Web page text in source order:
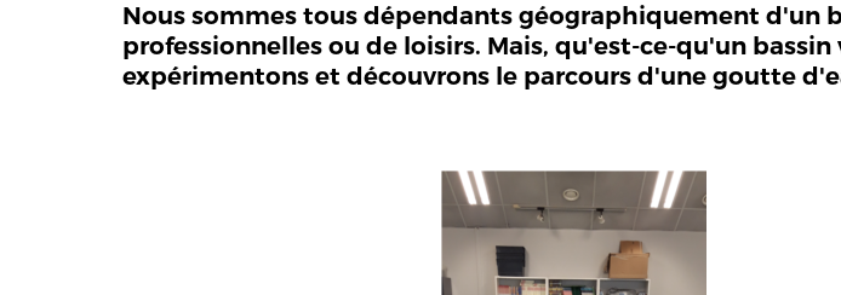
Nous sommes tous dépendants géographiquement d'un
professionnelles ou de loisirs. Mais, qu'est-ce-qu'un
expérimentons et découvrons le parcours d'une goutte